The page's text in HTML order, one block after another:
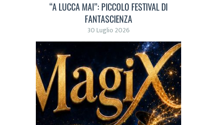
“A LUCCA MAI”: PICCOLO FESTIVAL DI
FANTASCIENZA
30 Luglio 2026